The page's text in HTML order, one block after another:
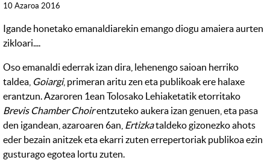
10 Azaroa 2016
Igande honetako emanaldiarekin emango diogu amaiera aurten
zikloari....
Oso emanaldi ederrak izan dira, lehenengo saioan herriko
taldea, Goiargi, primeran aritu zen eta publikoak ere halaxe
erantzun. Azaroren 1ean Tolosako Lehiaketatik etorritako
Brevis Chamber Choirentzuteko aukera izan genuen, eta pasa
den igandean, azaroaren 6an, Ertizkataldeko gizonezko ahots
eder bezain anitzek eta ekarri zuten errepertoriak publikoa ezin
gusturago egotea lortu zuten.